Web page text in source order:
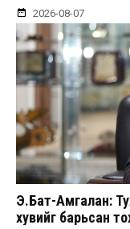
2026-08-07
Э.Бат-Амгалан:
хувийг барьсан